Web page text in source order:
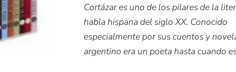
Cortázar es uno de los pilares de la
habla hispana del siglo XX. Conocido
especialmente por sus cuentos y
argentino era un poeta hasta cuando